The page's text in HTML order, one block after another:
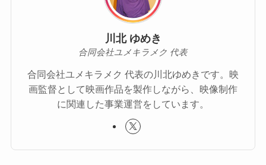
川北 ゆめき
合同会社ユメキラメク 代表
合同会社ユメキラメク 代表の川北ゆめきです。映
画監督として映画作品を製作しながら、映像制作
に関連した事業運営をしています。